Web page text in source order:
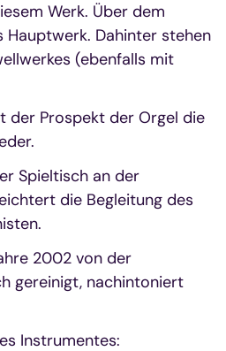
Werk. Über dem
Hauptwerk. Dahinter stehen
(ebenfalls mit
der Prospekt der Orgel die
Spieltisch an der
die Begleitung des
2002 von der
gereinigt, nachintoniert
Instrumentes: